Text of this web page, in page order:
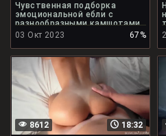
Чувственная подборка
эмоциональной ебли с
разнообразными камшотами
03 Окт 2023
67%
18:32
8612